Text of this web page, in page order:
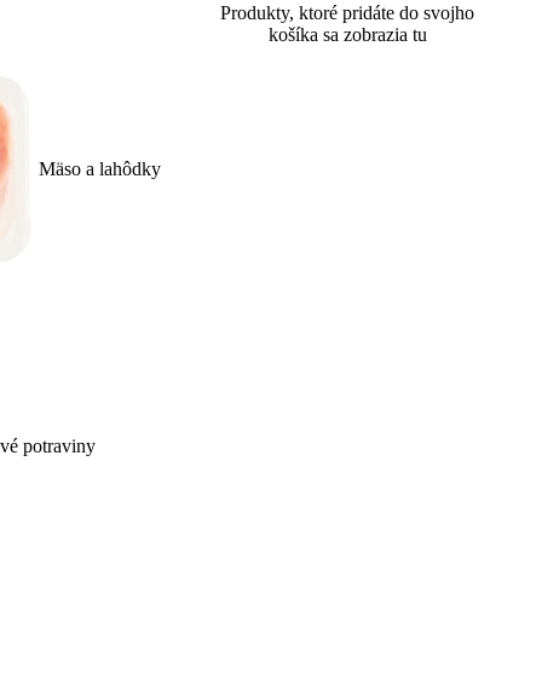
Mäso a lahôdky
potraviny
Produkty, ktoré pridáte do svojho
košíka sa zobrazia tu